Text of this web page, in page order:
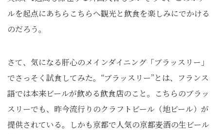
ルを起点にあちらこちらへ観光と飲食を楽しみにでかける
のだろう。
さて、気になる肝心のメインダイニング「ブラッスリー」
でさっそく試食してみた。“ブラッスリー”とは、フランス
語では本来ビールが飲める飲食店のこと。こちらのブラッ
スリーでも、昨今流行りのクラフトビール（地ビール）が
提供されている。しかも京都で人気の京都麦酒の生ビール